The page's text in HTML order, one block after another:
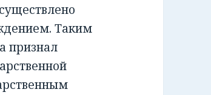
Таким
признал